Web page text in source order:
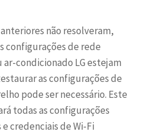
não resolveram,
configurações de rede
ar-condicionado LG estejam
as configurações de
pode ser necessário. Este
todas as configurações
credenciais de Wi-Fi